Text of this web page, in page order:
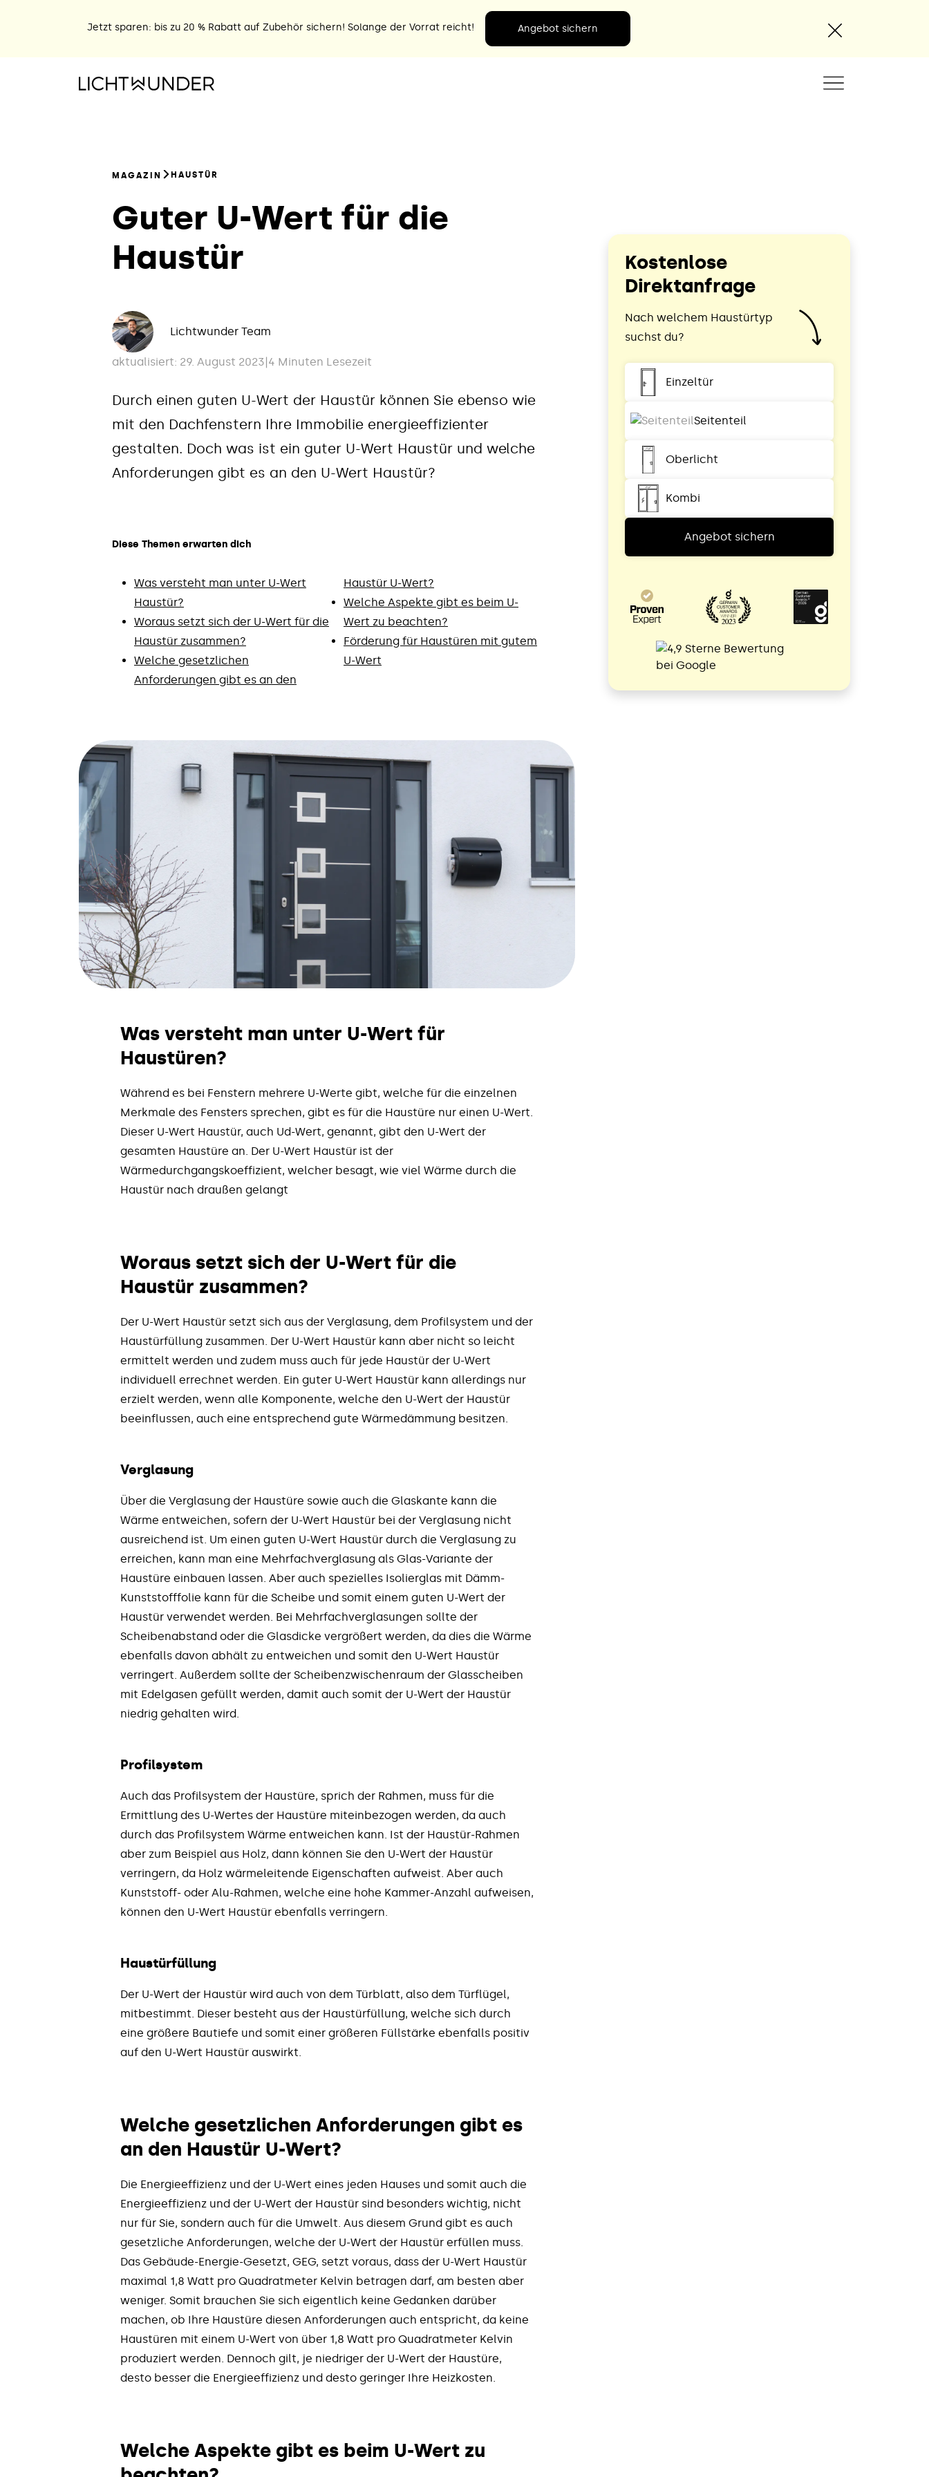
Jetzt sparen: bis zu 20 % Rabatt auf Zubehör sichern! Solange der Vorrat reicht! Angebot sichern
MAGAZIN HAUSTÜR
Guter U-Wert für die
Haustür
Lichtwunder Team
aktualisiert: 29. August 2023|4 Minuten Lesezeit
Durch einen guten U-Wert der Haustür können Sie ebenso wie
mit den Dachfenstern Ihre Immobilie energieeffizienter
gestalten. Doch was ist ein guter U-Wert Haustür und welche
Anforderungen gibt es an den U-Wert Haustür?
Diese Themen erwarten dich
Was versteht man unter U-Wert
Haustür?
Woraus setzt sich der U-Wert für die
Haustür zusammen?
Welche gesetzlichen
Anforderungen gibt es an den
Haustür U-Wert?
Welche Aspekte gibt es beim U-
Wert zu beachten?
Förderung für Haustüren mit gutem
U-Wert
Was versteht man unter U-Wert für
Haustüren?
Während es bei Fenstern mehrere U-Werte gibt, welche für die einzelnen
Merkmale des Fensters sprechen, gibt es für die Haustüre nur einen U-Wert.
Dieser U-Wert Haustür, auch Ud-Wert, genannt, gibt den U-Wert der
gesamten Haustüre an. Der U-Wert Haustür ist der
Wärmedurchgangskoeffizient, welcher besagt, wie viel Wärme durch die
Haustür nach draußen gelangt
Woraus setzt sich der U-Wert für die
Haustür zusammen?
Der U-Wert Haustür setzt sich aus der Verglasung, dem Profilsystem und der
Haustürfüllung zusammen. Der U-Wert Haustür kann aber nicht so leicht
ermittelt werden und zudem muss auch für jede Haustür der U-Wert
individuell errechnet werden. Ein guter U-Wert Haustür kann allerdings nur
erzielt werden, wenn alle Komponente, welche den U-Wert der Haustür
beeinflussen, auch eine entsprechend gute Wärmedämmung besitzen.
Verglasung
Über die Verglasung der Haustüre sowie auch die Glaskante kann die
Wärme entweichen, sofern der U-Wert Haustür bei der Verglasung nicht
ausreichend ist. Um einen guten U-Wert Haustür durch die Verglasung zu
erreichen, kann man eine Mehrfachverglasung als Glas-Variante der
Haustüre einbauen lassen. Aber auch spezielles Isolierglas mit Dämm-
Kunststofffolie kann für die Scheibe und somit einem guten U-Wert der
Haustür verwendet werden. Bei Mehrfachverglasungen sollte der
Scheibenabstand oder die Glasdicke vergrößert werden, da dies die Wärme
ebenfalls davon abhält zu entweichen und somit den U-Wert Haustür
verringert. Außerdem sollte der Scheibenzwischenraum der Glasscheiben
mit Edelgasen gefüllt werden, damit auch somit der U-Wert der Haustür
niedrig gehalten wird.
Profilsystem
Auch das Profilsystem der Haustüre, sprich der Rahmen, muss für die
Ermittlung des U-Wertes der Haustüre miteinbezogen werden, da auch
durch das Profilsystem Wärme entweichen kann. Ist der Haustür-Rahmen
aber zum Beispiel aus Holz, dann können Sie den U-Wert der Haustür
verringern, da Holz wärmeleitende Eigenschaften aufweist. Aber auch
Kunststoff- oder Alu-Rahmen, welche eine hohe Kammer-Anzahl aufweisen,
können den U-Wert Haustür ebenfalls verringern.
Haustürfüllung
Der U-Wert der Haustür wird auch von dem Türblatt, also dem Türflügel,
mitbestimmt. Dieser besteht aus der Haustürfüllung, welche sich durch
eine größere Bautiefe und somit einer größeren Füllstärke ebenfalls positiv
auf den U-Wert Haustür auswirkt.
Welche gesetzlichen Anforderungen gibt es
an den Haustür U-Wert?
Die Energieeffizienz und der U-Wert eines jeden Hauses und somit auch die
Energieeffizienz und der U-Wert der Haustür sind besonders wichtig, nicht
nur für Sie, sondern auch für die Umwelt. Aus diesem Grund gibt es auch
gesetzliche Anforderungen, welche der U-Wert der Haustür erfüllen muss.
Das Gebäude-Energie-Gesetzt, GEG, setzt voraus, dass der U-Wert Haustür
maximal 1,8 Watt pro Quadratmeter Kelvin betragen darf, am besten aber
weniger. Somit brauchen Sie sich eigentlich keine Gedanken darüber
machen, ob Ihre Haustüre diesen Anforderungen auch entspricht, da keine
Haustüren mit einem U-Wert von über 1,8 Watt pro Quadratmeter Kelvin
produziert werden. Dennoch gilt, je niedriger der U-Wert der Haustüre,
desto besser die Energieeffizienz und desto geringer Ihre Heizkosten.
Welche Aspekte gibt es beim U-Wert zu
Kostenlose
Direktanfrage
Nach welchem Haustürtyp
suchst du?
Einzeltür
Seitenteil
Oberlicht
Kombi
Angebot sichern